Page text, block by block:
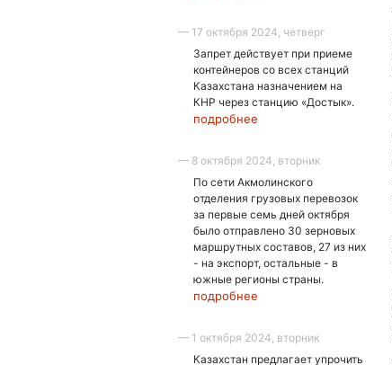
— 17 октября 2024, четверг
Запрет действует при приеме
контейнеров со всех станций
Казахстана назначением на
КНР через станцию «Достык».
подробнее
— 8 октября 2024, вторник
По сети Акмолинского
отделения грузовых перевозок
за первые семь дней октября
было отправлено 30 зерновых
маршрутных составов, 27 из них
- на экспорт, остальные - в
южные регионы страны.
подробнее
— 1 октября 2024, вторник
Казахстан предлагает упрочить